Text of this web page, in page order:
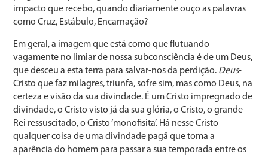
impacto que recebo, quando diariamente ouço as palavras
como Cruz, Estábulo, Encarnação?
Em geral, a imagem que está como que flutuando
vagamente no limiar de nossa subconsciência é de um Deus,
que desceu a esta terra para salvar-nos da perdição. Deus-
Cristo que faz milagres, triunfa, sofre sim, mas como Deus, na
certeza e visão da sua divindade. É um Cristo impregnado de
divindade, o Cristo visto já da sua glória, o Cristo, o grande
Rei ressuscitado, o Cristo ‘monofisita’. Há nesse Cristo
qualquer coisa de uma divindade pagã que toma a
aparência do homem para passar a sua temporada entre os